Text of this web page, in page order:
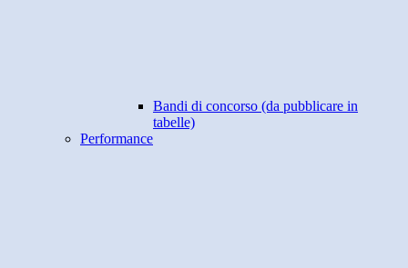
Bandi di concorso (da pubblicare in
tabelle)
Performance